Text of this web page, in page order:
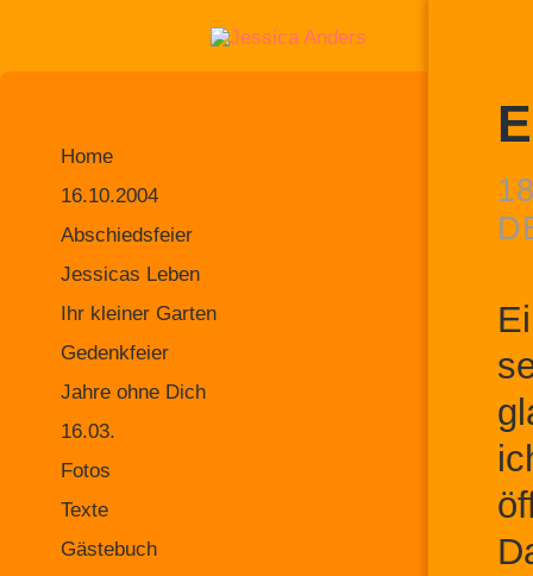
Home
16.10.2004
Abschiedsfeier
Jessicas Leben
Ihr kleiner Garten
Gedenkfeier
Jahre ohne Dich
16.03.
Fotos
Texte
Gästebuch